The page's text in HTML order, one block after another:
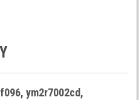
ym2r7002cd,